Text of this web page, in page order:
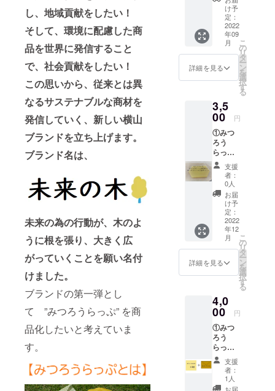
し、地域貢献をしたい！
そして、環境に配慮した商
品を世界に発信すること
で、社会貢献をしたい！
この思いから、従来とは異
なるサステナブルな商材を
発信していく、新しい横山
ブランドを立ち上げます。
ブランド名は、
未来の為の行動が、木のよ
うに根を張り、大きく広
がっていくことを願い名付
けました。
ブランドの第一弾とし
て ”みつろうらっぷ” を商
品化したいと考えていま
す。
創立100周年
を迎えまし
た。この
度、エシカ
販売するブ
来の木】を
立ち上げま
け予
定：
2022
年09
月
詳細を見る
こ
の
リ
タ
ー
ン
を
選
択
す
る
3,5
00 円
①みつ
ろう
らっぷ
手作り
キッ
ト 1
セット
②お礼
の手紙
【詳
細】 み
つろう
らっぷ
手作り
キット
（サイ
5cm、
原料
（みつ
ろう/綿/
植物オ
イル/天
然樹
脂）※原
材料は
変更に
支援
者：
0人
お届
け予
定：
2022
年12
月
詳細を見る
こ
の
リ
タ
ー
ン
を
選
択
す
る
4,0
00 円
①みつ
ろう
らっ
ぷ 1枚
②お礼
の手紙
【詳
支援
者：
1人